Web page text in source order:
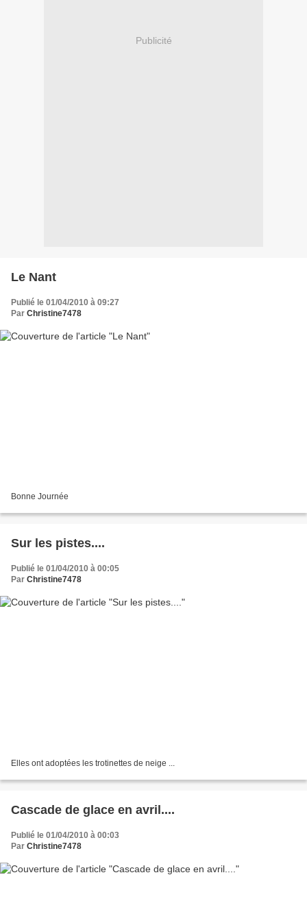
Publicité
Le Nant
Publié le 01/04/2010 à 09:27
Par Christine7478
Bonne Journée
Sur les pistes....
Publié le 01/04/2010 à 00:05
Par Christine7478
Elles ont adoptées les trotinettes de neige ...
Cascade de glace en avril....
Publié le 01/04/2010 à 00:03
Par Christine7478